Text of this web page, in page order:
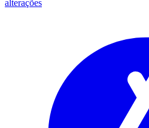
alterações